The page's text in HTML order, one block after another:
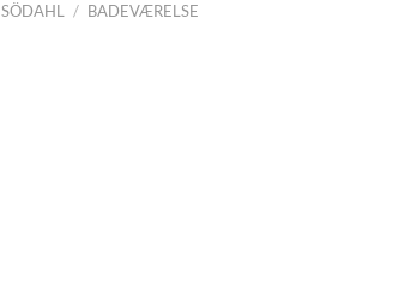
SÖDAHL / BADEVÆRELSE